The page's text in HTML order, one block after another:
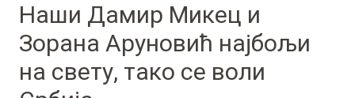
Наши Дамир Микец и
Зорана Аруновић најбољи
на свету, тако се воли